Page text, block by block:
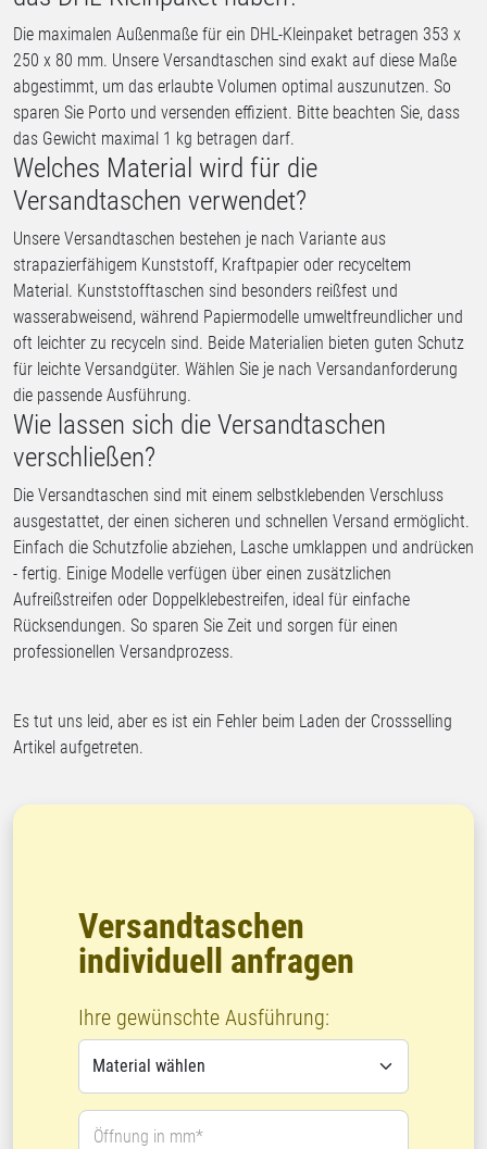
Die maximalen Außenmaße für ein DHL-Kleinpaket betragen 353 x
250 x 80 mm. Unsere Versandtaschen sind exakt auf diese Maße
abgestimmt, um das erlaubte Volumen optimal auszunutzen. So
sparen Sie Porto und versenden effizient. Bitte beachten Sie, dass
das Gewicht maximal 1 kg betragen darf.
Welches Material wird für die
Versandtaschen verwendet?
Unsere Versandtaschen bestehen je nach Variante aus
strapazierfähigem Kunststoff, Kraftpapier oder recyceltem
Material. Kunststofftaschen sind besonders reißfest und
wasserabweisend, während Papiermodelle umweltfreundlicher und
oft leichter zu recyceln sind. Beide Materialien bieten guten Schutz
für leichte Versandgüter. Wählen Sie je nach Versandanforderung
die passende Ausführung.
Wie lassen sich die Versandtaschen
verschließen?
Die Versandtaschen sind mit einem selbstklebenden Verschluss
ausgestattet, der einen sicheren und schnellen Versand ermöglicht.
Einfach die Schutzfolie abziehen, Lasche umklappen und andrücken
- fertig. Einige Modelle verfügen über einen zusätzlichen
Aufreißstreifen oder Doppelklebestreifen, ideal für einfache
Rücksendungen. So sparen Sie Zeit und sorgen für einen
professionellen Versandprozess.
Es tut uns leid, aber es ist ein Fehler beim Laden der Crossselling
Artikel aufgetreten.
Versandtaschen
individuell anfragen
Ihre gewünschte Ausführung:
Öffnung in mm*